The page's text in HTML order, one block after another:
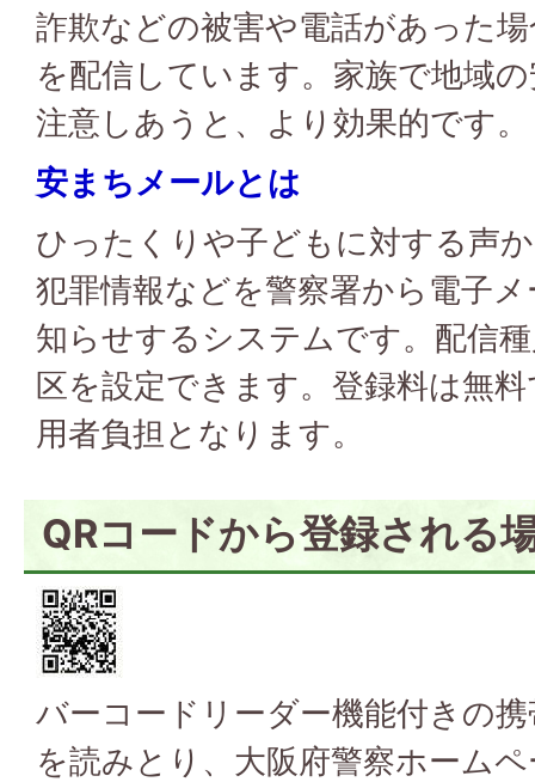
詐欺などの被害や電話があった
を配信しています。家族で地域
注意しあうと、より効果的です。
安まちメールとは
ひったくりや子どもに対する声
犯罪情報などを警察署から電子
知らせするシステムです。配信
区を設定できます。登録料は無
用者負担となります。
QRコードから登録される
バーコードリーダー機能付きの
を読みとり、大阪府警察ホーム